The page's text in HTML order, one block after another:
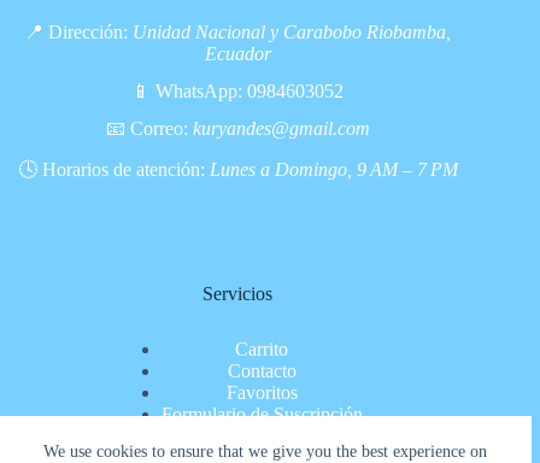
We use cookies to ensure that we give you the best experience on
📍 Dirección: Unidad Nacional y Carabobo Riobamba,
Ecuador
📱 WhatsApp:0984603052
📧 Correo: kuryandes@gmail.com
🕓 Horarios de atención: Lunes a Domingo, 9 AM – 7 PM
Servicios
Carrito
Contacto
Favoritos
Formulario de Suscripción
Nosotros